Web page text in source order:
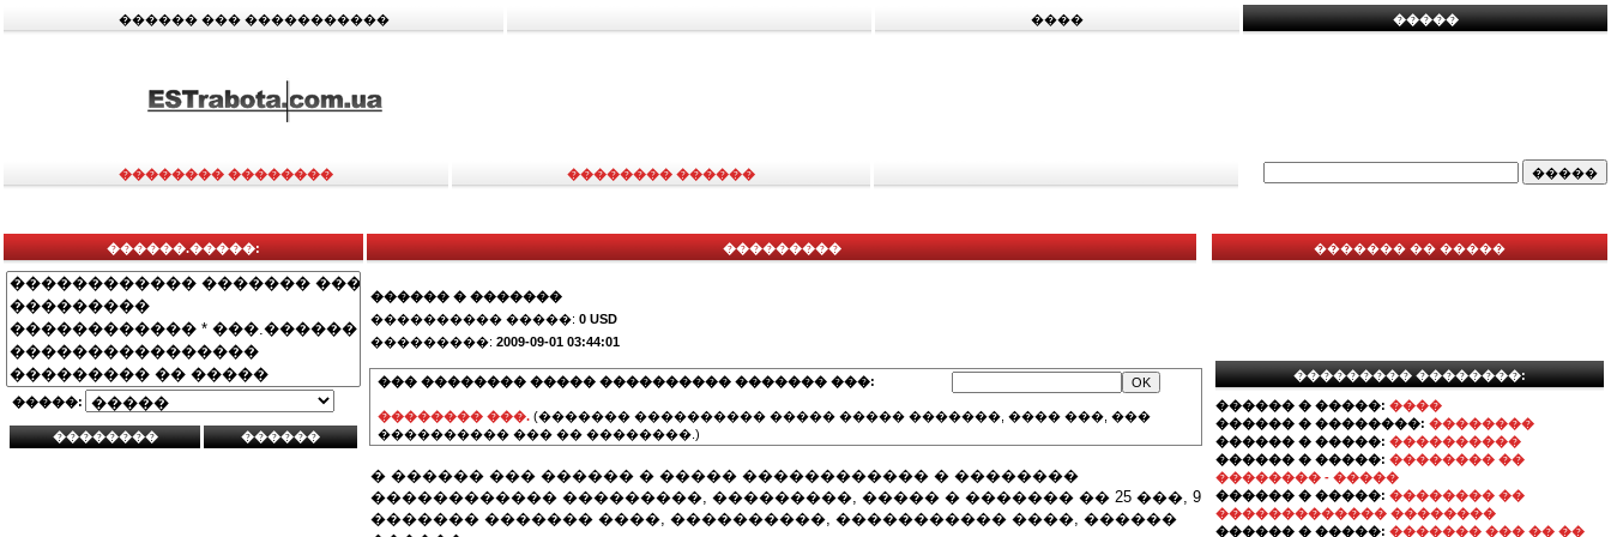
������ ��� ����������� ���� �����
�������� �������� �������� ������
������.�����:
�����:
���������
������ � �������
���������� �����: 0 USD
���������: 2009-09-01 03:44:01
��� �������� ����� ���������� ������� ���:
�������� ���. (������� ���������� ����� ����� �������, ���� ���, ���
���������� ��� �� ��������.)
� ������ ��� ������ � ����� ������������ � ��������
������������ ���������, ���������, ����� � ������� �� 25 ���, 9
������� ������� ����, ����������, ����������� ����, ������
������� �� �����
��������� ��������:
������ � �����: ����
������ � ��������: ��������
������ � �����: ����������
������ � �����: �������� ��
�������� - �����
������ � �����: �������� ��
������������� ��������
������ � �����: ������� ��� �� ��